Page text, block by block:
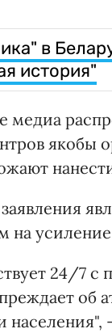
в
история"
медиа
якобы
24/7 с
об